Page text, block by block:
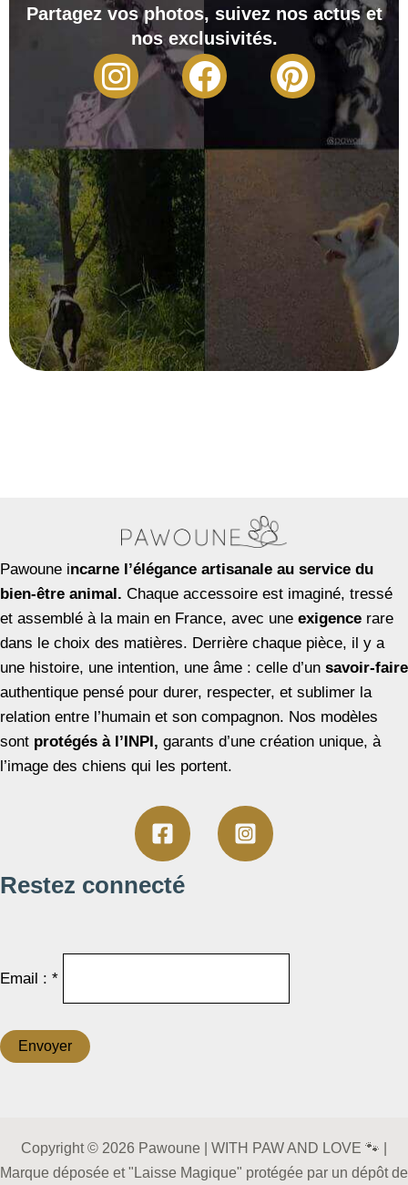
Partagez vos photos, suivez nos actus et
nos exclusivités.
Pawoune incarne l’élégance artisanale au service du
bien-être animal. Chaque accessoire est imaginé, tressé
et assemblé à la main en France, avec une exigence rare
dans le choix des matières. Derrière chaque pièce, il y a
une histoire, une intention, une âme : celle d’un savoir-faire
authentique pensé pour durer, respecter, et sublimer la
relation entre l’humain et son compagnon. Nos modèles
sont protégés à l’INPI, garants d’une création unique, à
l’image des chiens qui les portent.
Restez connecté
Email : *
Copyright © 2026 Pawoune | WITH PAW AND LOVE 🐾 |
Marque déposée et "Laisse Magique" protégée par un dépôt de